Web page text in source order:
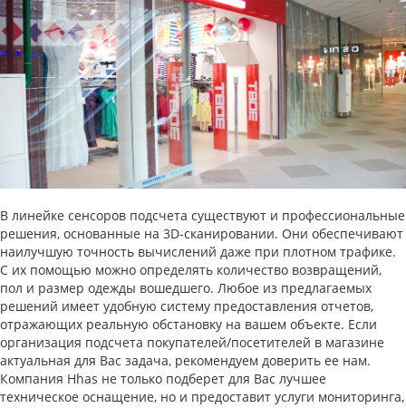
В линейке сенсоров подсчета существуют и профессиональные
решения, основанные на 3D-сканировании. Они обеспечивают
наилучшую точность вычислений даже при плотном трафике.
С их помощью можно определять количество возвращений,
пол и размер одежды вошедшего. Любое из предлагаемых
решений имеет удобную систему предоставления отчетов,
отражающих реальную обстановку на вашем объекте. Если
организация подсчета покупателей/посетителей в магазине
актуальная для Вас задача, рекомендуем доверить ее нам.
Компания Hhas не только подберет для Вас лучшее
техническое оснащение, но и предоставит услуги мониторинга,